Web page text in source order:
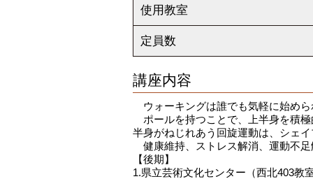
使用教室
定員数
講座内容
ウォーキングは誰でも気軽に始め
ポールを持つことで、上半身を積
半身がねじれあう回旋運動は、シェ
健康維持、ストレス解消、運動不
【後期】
1.県立芸術文化センター（西北403教